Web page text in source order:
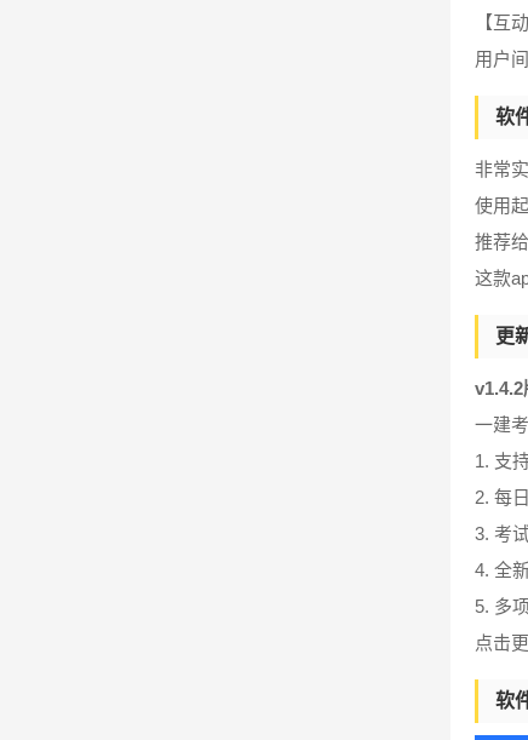
【互
用户
软
非常
使用
推荐
这款
更
v1.4.2
一建
1. 支
2. 每
3. 考
4. 全
5. 多
点击
软